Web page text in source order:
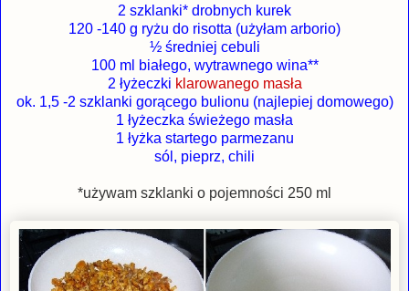
2 szklanki* drobnych kurek
120 -140 g ryżu do risotta (użyłam arborio)
½ średniej cebuli
100 ml białego, wytrawnego wina**
2 łyżeczki klarowanego masła
ok. 1,5 -2 szklanki gorącego bulionu (najlepiej domowego)
1 łyżeczka świeżego masła
1 łyżka startego parmezanu
sól, pieprz, chili
*używam szklanki o pojemności 250 ml